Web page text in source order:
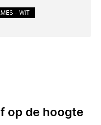
- WIT
op de hoogte